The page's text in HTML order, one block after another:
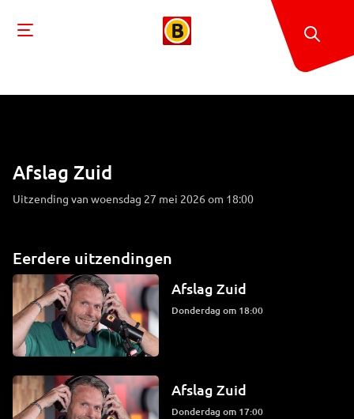
Afslag Zuid
Uitzending van woensdag 27 mei 2026 om 18:00
Eerdere uitzendingen
Afslag Zuid
donderdag om 18:00
Afslag Zuid
donderdag om 17:00